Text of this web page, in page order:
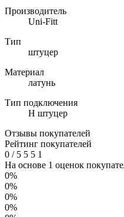
Производитель
Uni-Fitt
Тип
штуцер
Материал
латунь
Тип подключения
Н штуцер
Отзывы покупателей
Рейтинг покупателей
0 /5 5 5 1
На основе 1 оценок
0%
0%
0%
0%